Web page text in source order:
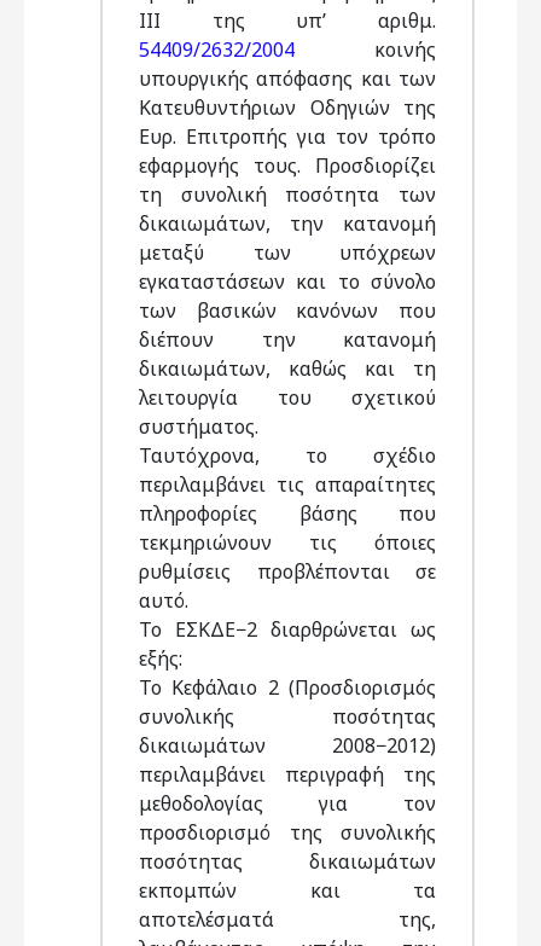
ΙΙΙ της υπ’ αριθμ.
54409/2632/2004 κοινής
υπουργικής απόφασης και των
Κατευθυντήριων Οδηγιών της
Ευρ. Επιτροπής για τον τρόπο
εφαρμογής τους. Προσδιορίζει
τη συνολική ποσότητα των
δικαιωμάτων, την κατανομή
μεταξύ των υπόχρεων
εγκαταστάσεων και το σύνολο
των βασικών κανόνων που
διέπουν την κατανομή
δικαιωμάτων, καθώς και τη
λειτουργία του σχετικού
συστήματος.
Ταυτόχρονα, το σχέδιο
περιλαμβάνει τις απαραίτητες
πληροφορίες βάσης που
τεκμηριώνουν τις όποιες
ρυθμίσεις προβλέπονται σε
αυτό.
Το ΕΣΚΔΕ−2 διαρθρώνεται ως
εξής:
Το Κεφάλαιο 2 (Προσδιορισμός
συνολικής ποσότητας
δικαιωμάτων 2008−2012)
περιλαμβάνει περιγραφή της
μεθοδολογίας για τον
προσδιορισμό της συνολικής
ποσότητας δικαιωμάτων
εκπομπών και τα
αποτελέσματά της,